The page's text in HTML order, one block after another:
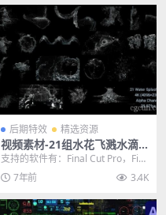
后期特效 精选资源
视频素材-21组水花飞溅水滴
流体瀑布视频特效动画素材
支持的软件有：Final Cut Pro，Fin
al Cut Pro X，App...
7年前 3.4K